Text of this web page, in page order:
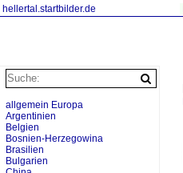
hellertal.startbilder.de
allgemein Europa
Argentinien
Belgien
Bosnien-Herzegowina
Brasilien
Bulgarien